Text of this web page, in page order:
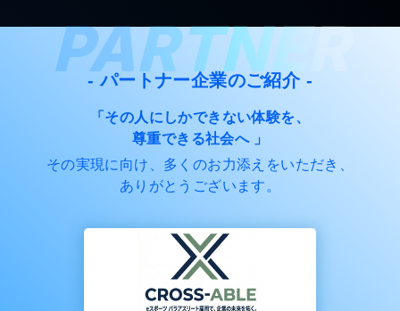
PARTNER
- パートナー企業のご紹介 -
「その人にしかできない体験を、
尊重できる社会へ 」
その実現に向け、多くのお力添えをいただき、
ありがとうございます。